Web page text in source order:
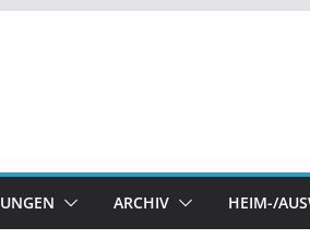
ARCHIV HEIM-/